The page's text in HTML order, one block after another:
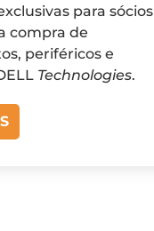
para sócios
compra de
periféricos e
Technologies.